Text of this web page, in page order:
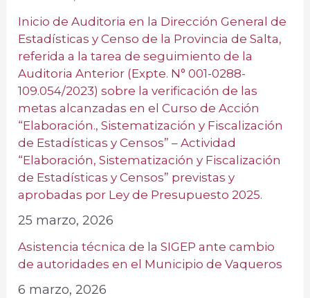
Inicio de Auditoria en la Dirección General de
Estadísticas y Censo de la Provincia de Salta,
referida a la tarea de seguimiento de la
Auditoria Anterior (Expte. N° 001-0288-
109.054/2023) sobre la verificación de las
metas alcanzadas en el Curso de Acción
“Elaboración., Sistematización y Fiscalización
de Estadísticas y Censos” – Actividad
“Elaboración, Sistematización y Fiscalización
de Estadísticas y Censos” previstas y
aprobadas por Ley de Presupuesto 2025.
25 marzo, 2026
Asistencia técnica de la SIGEP ante cambio
de autoridades en el Municipio de Vaqueros
6 marzo, 2026